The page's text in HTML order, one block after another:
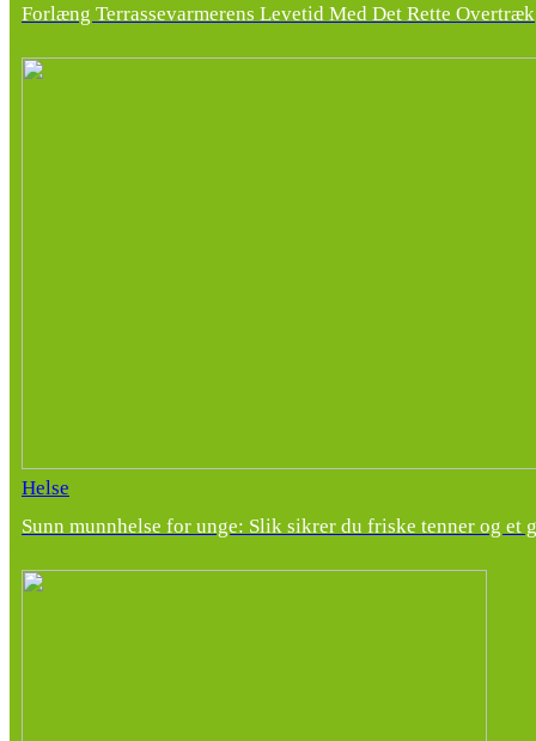
Forlæng Terrassevarmerens Levetid Med Det Rette Overtræk
Helse
Sunn munnhelse for unge: Slik sikrer du friske tenner og et